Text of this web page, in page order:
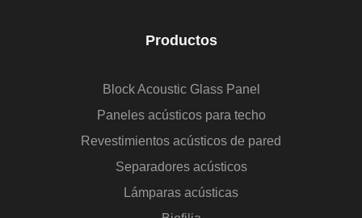
Productos
Block Acoustic Glass Panel
Paneles acústicos para techo
Revestimientos acústicos de pared
Separadores acústicos
Lámparas acústicas